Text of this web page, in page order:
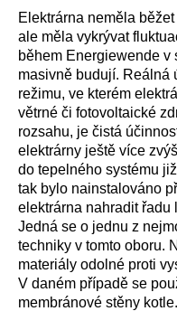
Elektrárna neměla
ale měla vykrývat
během Energiewende v
masivně budují. Reálná
režimu, ve kterém
větrné či fotovoltaické
rozsahu, je čistá
elektrárny ještě více
do tepelného systému
tak bylo nainstalováno
elektrárna nahradit
Jedná se o jednu z
techniky v tomto oboru.
materiály odolné proti
V daném případě se
membránové stěny kotle.